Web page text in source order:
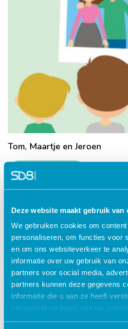
Deze website maakt gebruik van
We gebruiken cookies om
personaliseren, om functies voor
en om ons websiteverkeer te
informatie over uw gebruik van
partners voor social media,
partners kunnen deze gegevens
informatie die u aan ze heeft
verzameld op basis van uw
Tom, Maartje en Jeroen
Lees verder
Jouw data veilig in